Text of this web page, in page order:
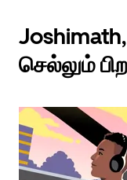
செல்லும்